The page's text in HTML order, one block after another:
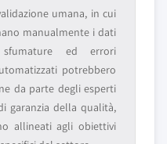
umana, in cui
manualmente i dati
ed errori
potrebbero
da parte degli esperti
garanzia della qualità,
allineati agli obiettivi